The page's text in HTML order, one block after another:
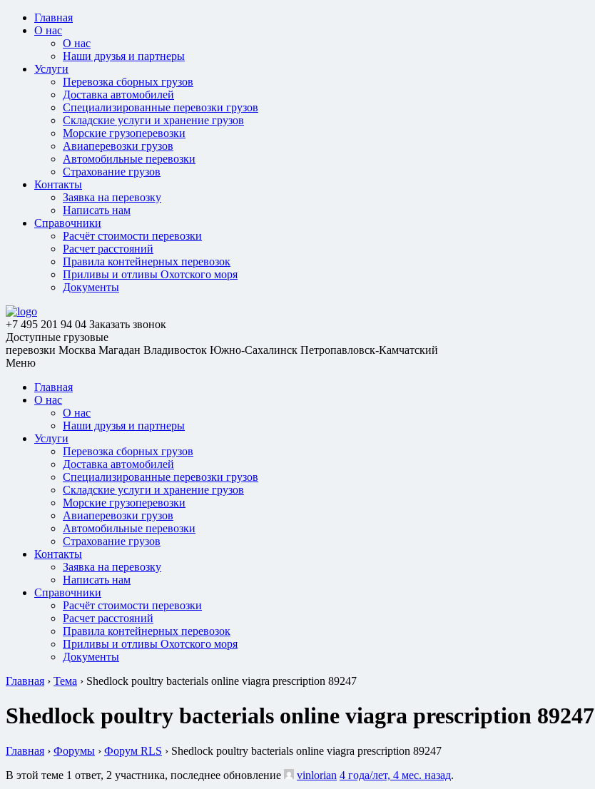
Главная
О нас
О нас
Наши друзья и партнеры
Услуги
Перевозка сборных грузов
Доставка автомобилей
Специализированные перевозки грузов
Складские услуги и хранение грузов
Морские грузоперевозки
Авиаперевозки грузов
Автомобильные перевозки
Страхование грузов
Контакты
Заявка на перевозку
Написать нам
Справочники
Расчёт стоимости перевозки
Расчет расстояний
Правила контейнерных перевозок
Приливы и отливы Охотского моря
Документы
+7 495 201 94 04 Заказать звонок
Доступные грузовые
перевозки Москва Магадан Владивосток Южно-Сахалинск Петропавловск-Камчатский
Меню
Главная
О нас
О нас
Наши друзья и партнеры
Услуги
Перевозка сборных грузов
Доставка автомобилей
Специализированные перевозки грузов
Складские услуги и хранение грузов
Морские грузоперевозки
Авиаперевозки грузов
Автомобильные перевозки
Страхование грузов
Контакты
Заявка на перевозку
Написать нам
Справочники
Расчёт стоимости перевозки
Расчет расстояний
Правила контейнерных перевозок
Приливы и отливы Охотского моря
Документы
Главная › Тема › Shedlock poultry bacterials online viagra prescription 89247
Shedlock poultry bacterials online viagra prescription 89247
Главная › Форумы › Форум RLS › Shedlock poultry bacterials online viagra prescription 89247
В этой теме 1 ответ, 2 участника, последнее обновление
vinlorian 4 года/лет, 4 мес. назад.